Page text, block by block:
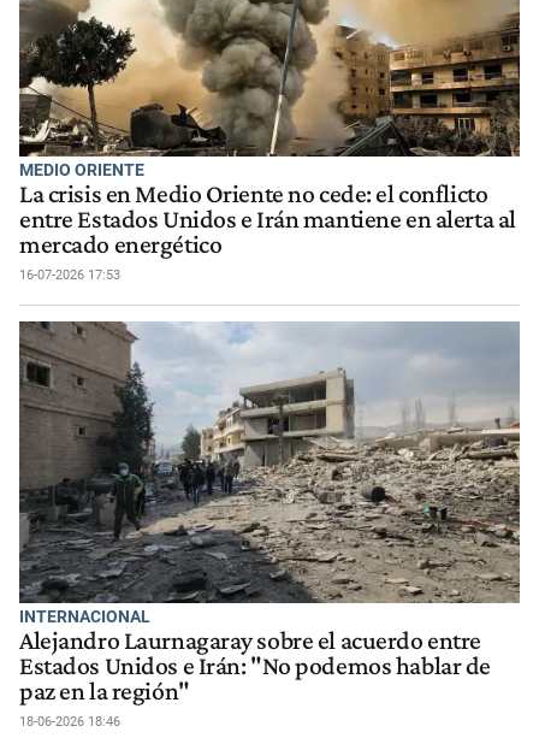
MEDIO ORIENTE
La crisis en Medio Oriente no cede: el conflicto
entre Estados Unidos e Irán mantiene en alerta al
mercado energético
16-07-2026 17:53
INTERNACIONAL
Alejandro Laurnagaray sobre el acuerdo entre
Estados Unidos e Irán: "No podemos hablar de
paz en la región"
18-06-2026 18:46